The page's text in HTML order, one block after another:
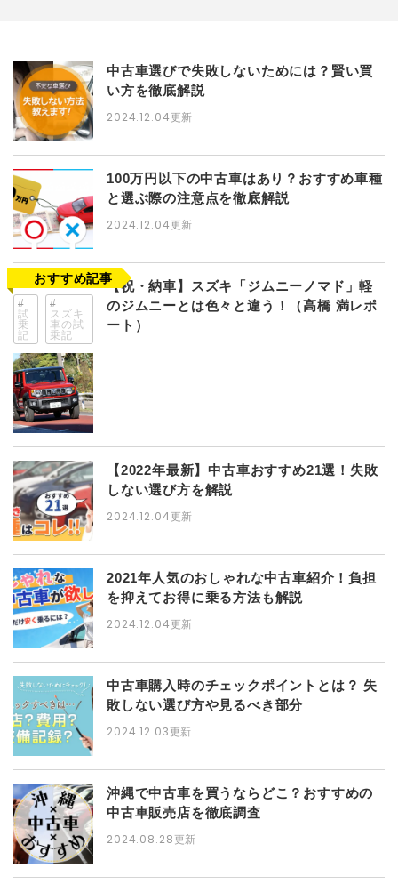
中古車選びで失敗しないためには？賢い買
い方を徹底解説
2024.12.04更新
100万円以下の中古車はあり？おすすめ車種
と選ぶ際の注意点を徹底解説
2024.12.04更新
試
乗
記
スズキ
車の試
乗記
【祝・納車】スズキ「ジムニーノマド」軽
のジムニーとは色々と違う！（高橋 満レポ
ート）
【2022年最新】中古車おすすめ21選！失敗
しない選び方を解説
2024.12.04更新
2021年人気のおしゃれな中古車紹介！負担
を抑えてお得に乗る方法も解説
2024.12.04更新
中古車購入時のチェックポイントとは？ 失
敗しない選び方や見るべき部分
2024.12.03更新
沖縄で中古車を買うならどこ？おすすめの
中古車販売店を徹底調査
2024.08.28更新